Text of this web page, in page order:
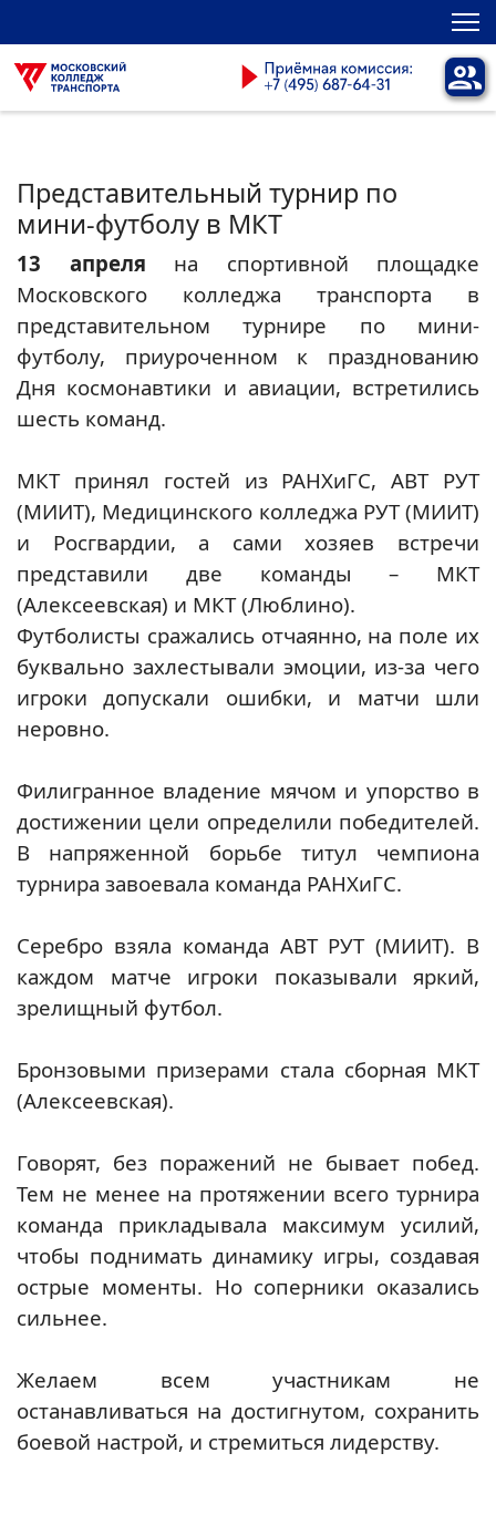
Представительный турнир по
мини-футболу в МКТ
13 апреля на спортивной площадке
Московского колледжа транспорта в
представительном турнире по мини-
футболу, приуроченном к празднованию
Дня космонавтики и авиации, встретились
шесть команд.
МКТ принял гостей из РАНХиГС, АВТ РУТ
(МИИТ), Медицинского колледжа РУТ (МИИТ)
и Росгвардии, а сами хозяев встречи
представили две команды – МКТ
(Алексеевская) и МКТ (Люблино).
Футболисты сражались отчаянно, на поле их
буквально захлестывали эмоции, из-за чего
игроки допускали ошибки, и матчи шли
неровно.
Филигранное владение мячом и упорство в
достижении цели определили победителей.
В напряженной борьбе титул чемпиона
турнира завоевала команда РАНХиГС.
Серебро взяла команда АВТ РУТ (МИИТ). В
каждом матче игроки показывали яркий,
зрелищный футбол.
Бронзовыми призерами стала сборная МКТ
(Алексеевская).
Говорят, без поражений не бывает побед.
Тем не менее на протяжении всего турнира
команда прикладывала максимум усилий,
чтобы поднимать динамику игры, создавая
острые моменты. Но соперники оказались
сильнее.
Желаем всем участникам не
останавливаться на достигнутом, сохранить
боевой настрой, и стремиться лидерству.